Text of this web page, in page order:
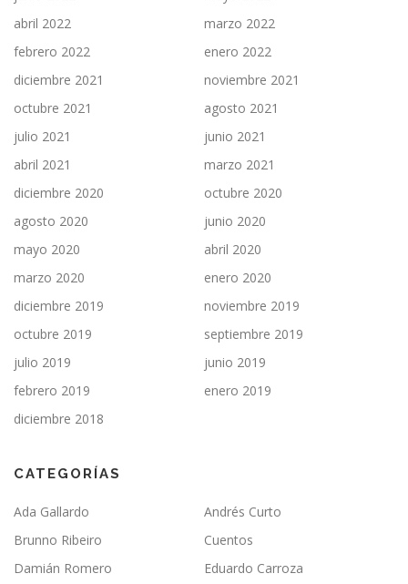
abril 2022
marzo 2022
febrero 2022
enero 2022
diciembre 2021
noviembre 2021
octubre 2021
agosto 2021
julio 2021
junio 2021
abril 2021
marzo 2021
diciembre 2020
octubre 2020
agosto 2020
junio 2020
mayo 2020
abril 2020
marzo 2020
enero 2020
diciembre 2019
noviembre 2019
octubre 2019
septiembre 2019
julio 2019
junio 2019
febrero 2019
enero 2019
diciembre 2018
CATEGORÍAS
Ada Gallardo
Andrés Curto
Brunno Ribeiro
Cuentos
Damián Romero
Eduardo Carroza